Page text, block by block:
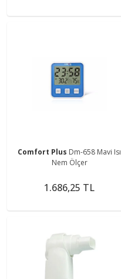
Comfort Plus Dm-658 Mavi Isı
Nem Ölçer
1.686,25 TL